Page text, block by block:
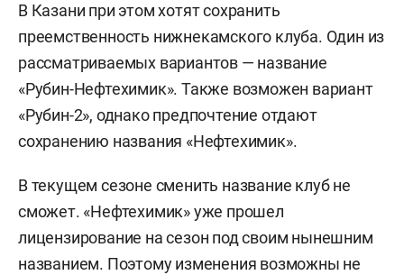
В Казани при этом хотят сохранить
преемственность нижнекамского клуба. Один из
рассматриваемых вариантов — название
«Рубин-Нефтехимик». Также возможен вариант
«Рубин-2», однако предпочтение отдают
сохранению названия «Нефтехимик».
В текущем сезоне сменить название клуб не
сможет. «Нефтехимик» уже прошел
лицензирование на сезон под своим нынешним
названием. Поэтому изменения возможны не